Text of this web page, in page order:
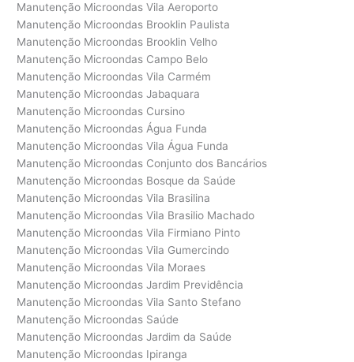
Manutenção Microondas Vila Aeroporto
Manutenção Microondas Brooklin Paulista
Manutenção Microondas Brooklin Velho
Manutenção Microondas Campo Belo
Manutenção Microondas Vila Carmém
Manutenção Microondas Jabaquara
Manutenção Microondas Cursino
Manutenção Microondas Água Funda
Manutenção Microondas Vila Água Funda
Manutenção Microondas Conjunto dos Bancários
Manutenção Microondas Bosque da Saúde
Manutenção Microondas Vila Brasilina
Manutenção Microondas Vila Brasilio Machado
Manutenção Microondas Vila Firmiano Pinto
Manutenção Microondas Vila Gumercindo
Manutenção Microondas Vila Moraes
Manutenção Microondas Jardim Previdência
Manutenção Microondas Vila Santo Stefano
Manutenção Microondas Saúde
Manutenção Microondas Jardim da Saúde
Manutenção Microondas Ipiranga